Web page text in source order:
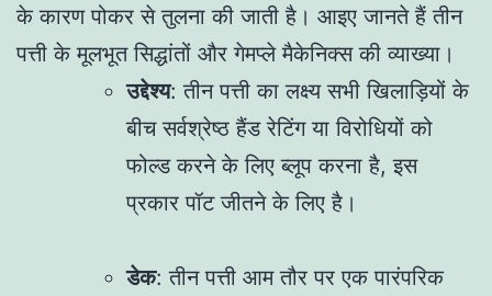
के कारण पोकर से तुलना की जाती है। आइए जानते हैं तीन
पत्ती के मूलभूत सिद्धांतों और गेमप्ले मैकेनिक्स की व्याख्या।
उद्देश्य: तीन पत्ती का लक्ष्य सभी खिलाड़ियों के
बीच सर्वश्रेष्ठ हैंड रेटिंग या विरोधियों को
फोल्ड करने के लिए ब्लूप करना है, इस
प्रकार पॉट जीतने के लिए है।
डेक: तीन पत्ती आम तौर पर एक पारंपरिक